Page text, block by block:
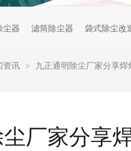
尘器 滤筒除尘器 袋式除尘改
资讯 > 九正通明除尘厂家分享
厂家分享